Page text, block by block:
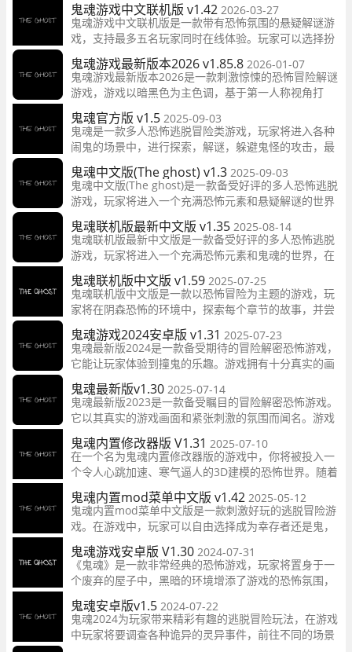
鬼魂游戏中文联机版 v1.42 2026-03-27
鬼魂游戏中文联机版是一款带有恐怖氛围的悬疑解谜游
戏，支持最多五名玩家同时在线体验。玩家可以选择扮
演幸存者或鬼魂，在黑暗的废弃房子中展开冒险，寻找
线索逃离恐怖环境
鬼魂游戏最新版本2026 v1.85.8 2026-01-07
鬼魂游戏最新版本2026是一款刺激惊悚的恐怖冒险解谜
游戏，游戏以暗黑色为主色调，基于第一人称视角打
造，幽深恐怖的背景音乐搭配上惊悚的游戏画风，给玩
家营造了一种非常吓人的氛围环境。
鬼魂官方版 v1.5 2025-09-03
鬼魂是一款多人恐怖逃脱冒险类游戏，玩家将进入各种
闹鬼的场景中，进行探索，解谜，躲避鬼怪的攻击，最
终找到逃离的方法并成功逃脱。
鬼魂中文版(The ghost) v1.3 2025-09-03
鬼魂中文版(The ghost)是一款备受好评的多人恐怖逃脱
游戏，玩家将进入一个充满恐怖元素和悬疑解谜的世界
中，探索黑暗密室，寻找线索逃离困境。
鬼魂联机版最新中文版 v1.35 2025-08-14
鬼魂联机版最新中文版是一款备受好评的多人恐怖逃脱
游戏，玩家将进入一个充满恐怖元素和鬼魂的世界，在
黑暗的密室中探索、逃脱、解谜，体验身临其境的恐怖
冒险。
鬼魂联机版中文版 v1.59 2025-07-25
鬼魂联机版中文版是一款以恐怖冒险为主题的游戏，玩
家将在阴森恐怖的环境中，探索每个章节的故事，并尝
试解决谜题，逃脱鬼魂的追击，找到正确的逃生出口。
鬼魂游戏2024安卓版 v1.31 2025-07-23
鬼魂最新版2024是一款备受期待的冒险解密恐怖游戏，
它能让玩家体验到撞鬼的乐趣。游戏拥有十分真实的画
面效果，整个游戏世界十分黑暗，加上幽深恐怖的背景
音乐，让人倍感害怕。
鬼魂最新版v1.30 2025-07-14
鬼魂最新版2023是一款备受瞩目的冒险解密恐怖游戏。
它以其真实的游戏画面和紧张刺激的氛围而闻名。游戏
中的背景音乐和黑暗的环境使人不禁感到恐惧。玩家需
要在游戏中探索房间，利用各种道具来击败鬼怪。
鬼魂内置修改器版 V1.31 2025-07-10
在一个名为鬼魂内置修改器版的游戏中，你将被投入一
个令人心跳加速、寒气逼人的3D建模的恐怖世界。随着
每一步的探索，漆黑的幽深环境和那些仿佛近在耳边的
诡异声音会使你感受到生与死的边缘。
鬼魂内置mod菜单中文版 v1.42 2025-05-12
鬼魂内置mod菜单中文版是一款刺激好玩的逃脱冒险游
戏。在游戏中，玩家可以自由选择成为幸存者还是鬼，
体验不同的角色身份和互动方式。游戏支持多人联机，
操作简单易上手，让玩家们一起体验刺激的逃脱冒险。
鬼魂游戏安卓版 V1.30 2024-07-31
《鬼魂》是一款非常经典的恐怖游戏，玩家将置身于一
个废弃的屋子中，黑暗的环境增添了游戏的恐怖氛围，
仿佛有可怕的东西在紧追着你。你必须迅速寻找逃离的
方法，并通过自由的操作方式来完美体验游戏。
鬼魂安卓版v1.5 2024-07-22
鬼魂2024为玩家带来精彩有趣的逃脱冒险玩法，在游戏
中玩家将要调查各种诡异的灵异事件，前往不同的场景